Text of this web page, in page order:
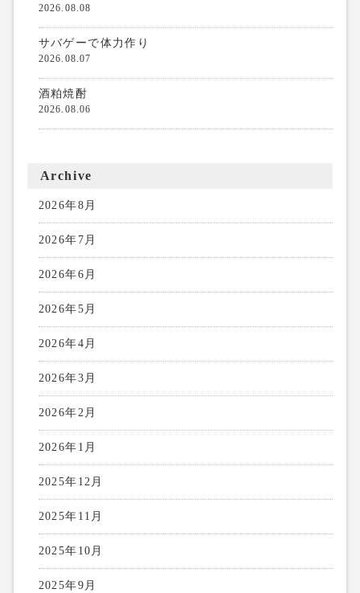
2026.08.08
サバゲーで体力作り
2026.08.07
酒粕焼酎
2026.08.06
Archive
2026年8月
2026年7月
2026年6月
2026年5月
2026年4月
2026年3月
2026年2月
2026年1月
2025年12月
2025年11月
2025年10月
2025年9月